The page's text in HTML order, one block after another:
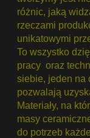
różnic, jaką
rzeczami
unikatowymi
To wszystko
pracy oraz
siebie, jeden na
pozwalają
Materiały, na
masy
do potrzeb